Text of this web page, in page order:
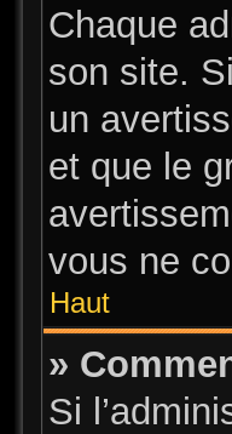
Chaque
son site.
un
et que le
vous ne
Haut
»
Si